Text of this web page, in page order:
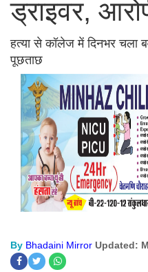
ड्राइवर,
हत्या से कॉलेज में दिनभर चला
पूछताछ
By Bhadaini Mirror Updated: